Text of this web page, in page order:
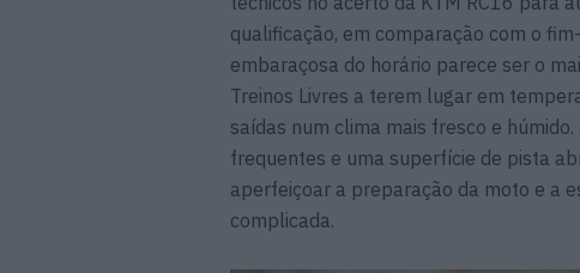
qualificação, em comparação com o
embaraçosa do horário parece ser o
Treinos Livres a terem lugar em
saídas num clima mais fresco e
frequentes e uma superfície de pista
aperfeiçoar a preparação da moto e a
complicada.